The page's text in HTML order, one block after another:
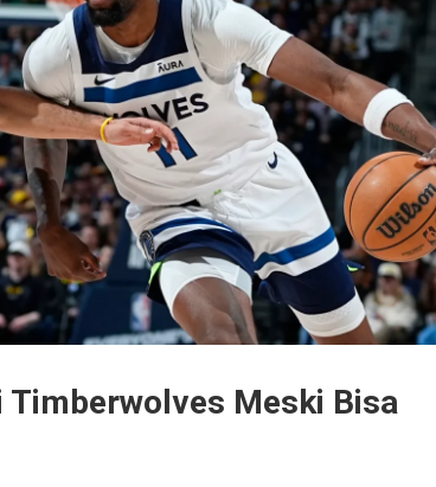
Timberwolves Meski Bisa